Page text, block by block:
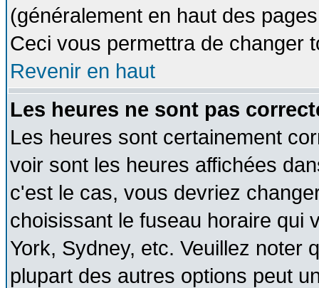
(généralement en haut des
Ceci vous permettra de changer
Revenir en haut
Les heures ne sont pas
Les heures sont certainement
voir sont les heures affichées
c'est le cas, vous devriez
choisissant le fuseau horaire qui
York, Sydney, etc. Veuillez noter
plupart des autres options peut